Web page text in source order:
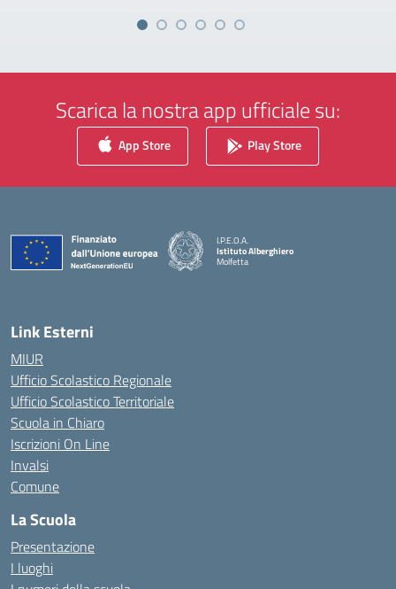
Scarica la nostra app ufficiale su:
App Store Play Store
I.P.E.O.A.
Istituto Alberghiero
Molfetta
Link Esterni
MIUR
Ufficio Scolastico Regionale
Ufficio Scolastico Territoriale
Scuola in Chiaro
Iscrizioni On Line
Invalsi
Comune
La Scuola
Presentazione
I luoghi